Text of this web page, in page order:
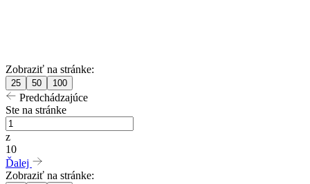
Zobraziť na stránke:
25 50 100
Predchádzajúce
Ste na stránke
z
10
Ďalej
Zobraziť na stránke: